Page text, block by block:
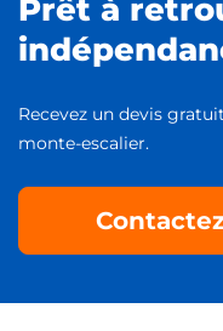
Prêt à
Recevez un devis
monte-escalier.